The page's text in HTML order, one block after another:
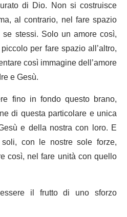
di Dio. Non si costruisce
al contrario, nel fare spazio
stessi. Solo un amore così,
per fare spazio all’altro,
così immagine dell’amore
e Gesù.
fino in fondo questo brano,
di questa particolare e unica
e della nostra con loro. E
con le nostre sole forze,
così, nel fare unità con quello
il frutto di uno sforzo